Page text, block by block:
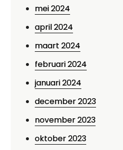
mei 2024
april 2024
maart 2024
februari 2024
januari 2024
december 2023
november 2023
oktober 2023